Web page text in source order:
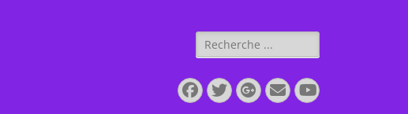
Rechercher :
Facebook
Twitter
Googleplus
E-
mail
YouTube